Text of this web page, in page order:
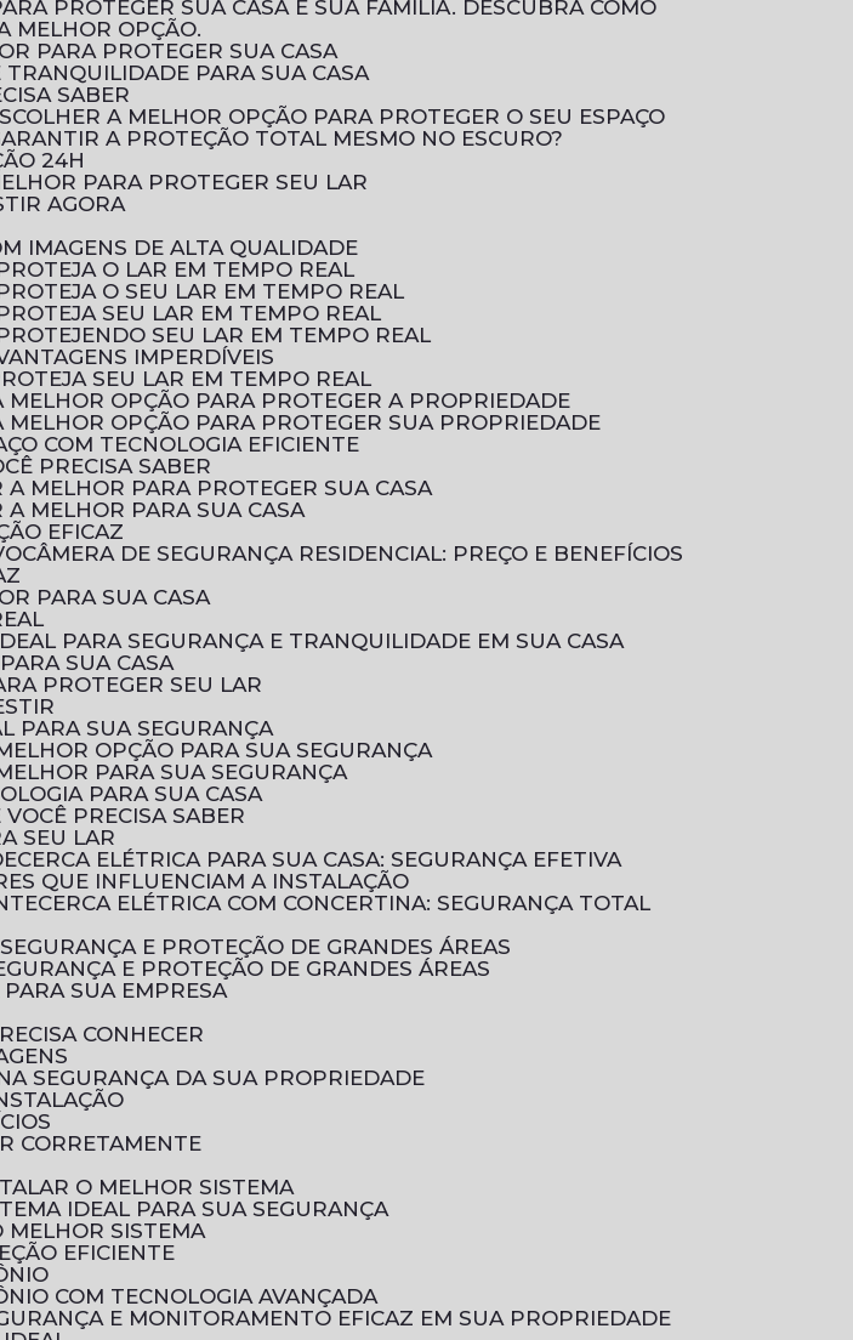
MELHOR OPÇÃO.
PARA PROTEGER SUA CASA
TRANQUILIDADE PARA SUA CASA
SABER
A MELHOR OPÇÃO PARA PROTEGER O SEU ESPAÇO
A PROTEÇÃO TOTAL MESMO NO ESCURO?
24H
PARA PROTEGER SEU LAR
AGORA
IMAGENS DE ALTA QUALIDADE
O LAR EM TEMPO REAL
O SEU LAR EM TEMPO REAL
SEU LAR EM TEMPO REAL
SEU LAR EM TEMPO REAL
IMPERDÍVEIS
SEU LAR EM TEMPO REAL
MELHOR OPÇÃO PARA PROTEGER A PROPRIEDADE
MELHOR OPÇÃO PARA PROTEGER SUA PROPRIEDADE
COM TECNOLOGIA EFICIENTE
PRECISA SABER
A MELHOR PARA PROTEGER SUA CASA
A MELHOR PARA SUA CASA
EFICAZ
CÂMERA DE SEGURANÇA RESIDENCIAL: PREÇO E BENEFÍCIOS
PARA SUA CASA
PARA SEGURANÇA E TRANQUILIDADE EM SUA CASA
SUA CASA
PROTEGER SEU LAR
PARA SUA SEGURANÇA
OPÇÃO PARA SUA SEGURANÇA
PARA SUA SEGURANÇA
PARA SUA CASA
PRECISA SABER
SEU LAR
CERCA ELÉTRICA PARA SUA CASA: SEGURANÇA EFETIVA
QUE INFLUENCIAM A INSTALAÇÃO
CERCA ELÉTRICA COM CONCERTINA: SEGURANÇA TOTAL
E PROTEÇÃO DE GRANDES ÁREAS
E PROTEÇÃO DE GRANDES ÁREAS
PARA SUA EMPRESA
CONHECER
SEGURANÇA DA SUA PROPRIEDADE
CORRETAMENTE
O MELHOR SISTEMA
IDEAL PARA SUA SEGURANÇA
MELHOR SISTEMA
EFICIENTE
COM TECNOLOGIA AVANÇADA
E MONITORAMENTO EFICAZ EM SUA PROPRIEDADE